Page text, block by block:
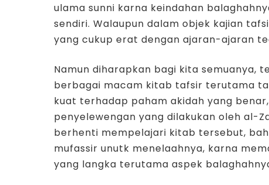
ulama sunni karna keindahan
sendiri. Walaupun dalam objek kajian
yang cukup erat dengan ajaran-ajaran
Namun diharapkan bagi kita semuanya,
berbagai macam kitab tafsir terutama
kuat terhadap paham akidah yang
penyelewengan yang dilakukan oleh al-
berhenti mempelajari kitab tersebut,
mufassir unutk menelaahnya, karna
yang langka terutama aspek